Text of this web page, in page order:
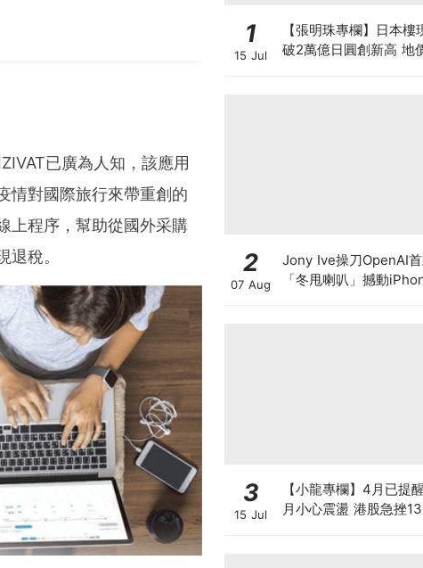
professionals le
the commercial news di
Combining the worl
powers the stor
serves tens of thousan
Middle East, Africa and
已廣為人知，該應用
情對國際旅行來帶重創的
上程序，幫助從國外采購
稅。
1
15 Jul
【張明珠專欄】日本樓
破2萬億日圓創新高 地
2
07 Aug
Jony Ive操刀OpenAI
「冬甩喇叭」撼動
3
15 Jul
【小龍專欄】4月已提
月小心震盪 港股急挫